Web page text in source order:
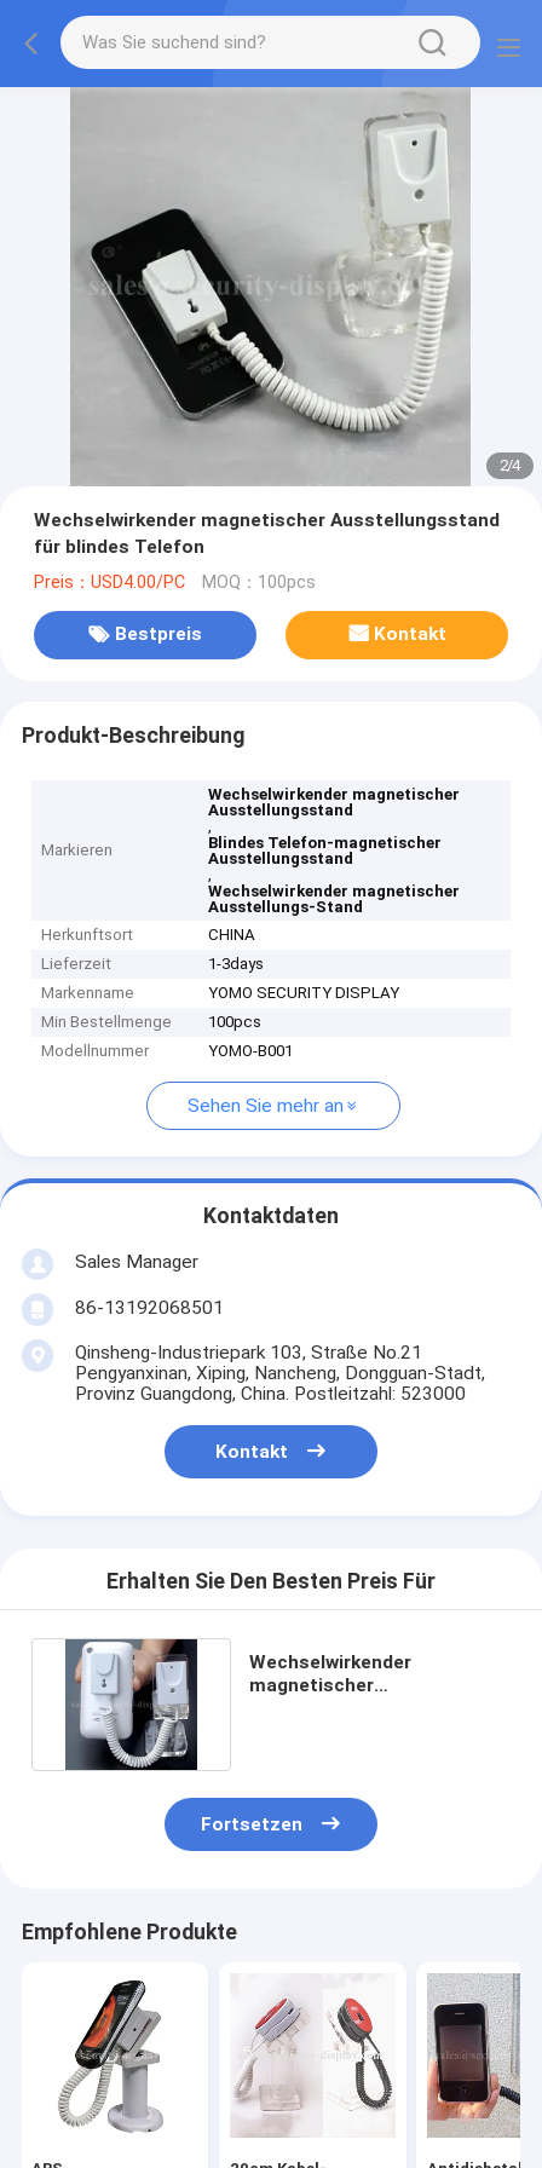
2/4
Wechselwirkender magnetischer Ausstellungsstand
für blindes Telefon
Preis：USD4.00/PC MOQ：100pcs
Bestpreis Kontakt
Produkt-Beschreibung
Markieren
Wechselwirkender magnetischer
Ausstellungsstand
,
Blindes Telefon-magnetischer
Ausstellungsstand
,
Wechselwirkender magnetischer
Ausstellungs-Stand
Herkunftsort
CHINA
Lieferzeit
1-3days
Markenname
YOMO SECURITY DISPLAY
Min Bestellmenge
100pcs
Modellnummer
YOMO-B001
Sehen Sie mehr an
Kontaktdaten
Sales Manager
86-13192068501
Qinsheng-Industriepark 103, Straße No.21
Pengyanxinan, Xiping, Nancheng, Dongguan-Stadt,
Provinz Guangdong, China. Postleitzahl: 523000
Kontakt
Erhalten Sie Den Besten Preis Für
Wechselwirkender
magnetischer
Fortsetzen
Empfohlene Produkte